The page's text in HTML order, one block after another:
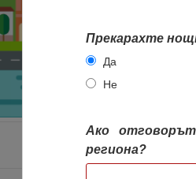
НАЧАЛО
Прекарахте
Да
Не
Ако
региона?